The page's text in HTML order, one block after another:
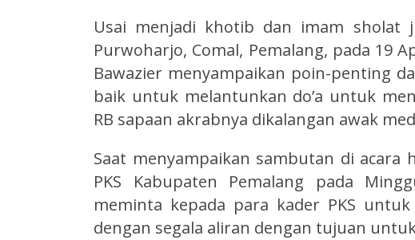
Usai menjadi khotib dan imam sholat
Purwoharjo, Comal, Pemalang, pada 19
Bawazier menyampaikan poin-penting
baik untuk melantunkan do’a untuk
RB sapaan akrabnya dikalangan awak
Saat menyampaikan sambutan di acara
PKS Kabupaten Pemalang pada
meminta kepada para kader PKS
dengan segala aliran dengan tujuan